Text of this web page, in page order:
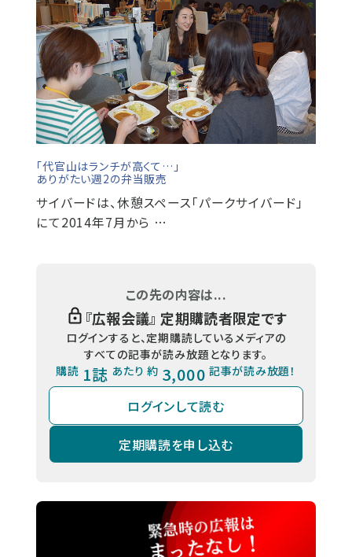
「代官山はランチが高くて…」
ありがたい週2の弁当販売
サイバードは、休憩スペース「パークサイバード」
にて2014年7月から …
この先の内容は...
『広報会議』 定期購読者限定です
ログインすると、定期購読しているメディアの
すべての記事が読み放題となります。
購読 1誌 あたり 約 3,000 記事が読み放題！
ログインして読む
定期購読を申し込む